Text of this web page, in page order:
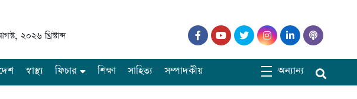
২০২৬ খ্রিস্টাব্দ
স্বাস্থ্য ফিচার শিক্ষা সাহিত্য সম্পাদকীয় অন্যান্য